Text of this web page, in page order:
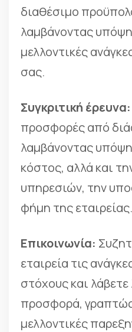
διαθέσιμο
λαμβάνοντας
μελλοντικές
σας.
Συγκριτική έρευνα:
προσφορές από
λαμβάνοντας
κόστος, αλλά και
υπηρεσιών, την
φήμη της εταιρείας.
Επικοινωνία:
εταιρεία τις
στόχους και
προσφορά,
μελλοντικές